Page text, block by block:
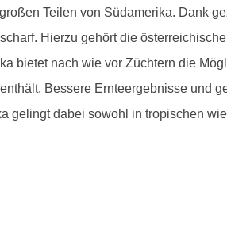
Teilen von Südamerika. Dank
Hierzu gehört die
bietet nach wie vor Züchtern die
Bessere Ernteergebnisse und
gelingt dabei sowohl in tropischen